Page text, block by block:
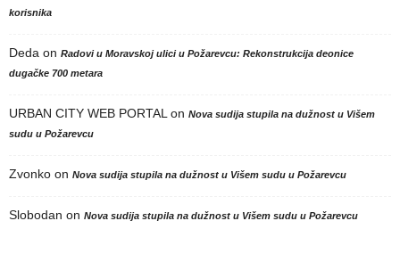
korisnika
Deda on Radovi u Moravskoj ulici u Požarevcu: Rekonstrukcija deonice
dugačke 700 metara
URBAN CITY WEB PORTAL on Nova sudija stupila na dužnost u Višem
sudu u Požarevcu
Zvonko on Nova sudija stupila na dužnost u Višem sudu u Požarevcu
Slobodan on Nova sudija stupila na dužnost u Višem sudu u Požarevcu